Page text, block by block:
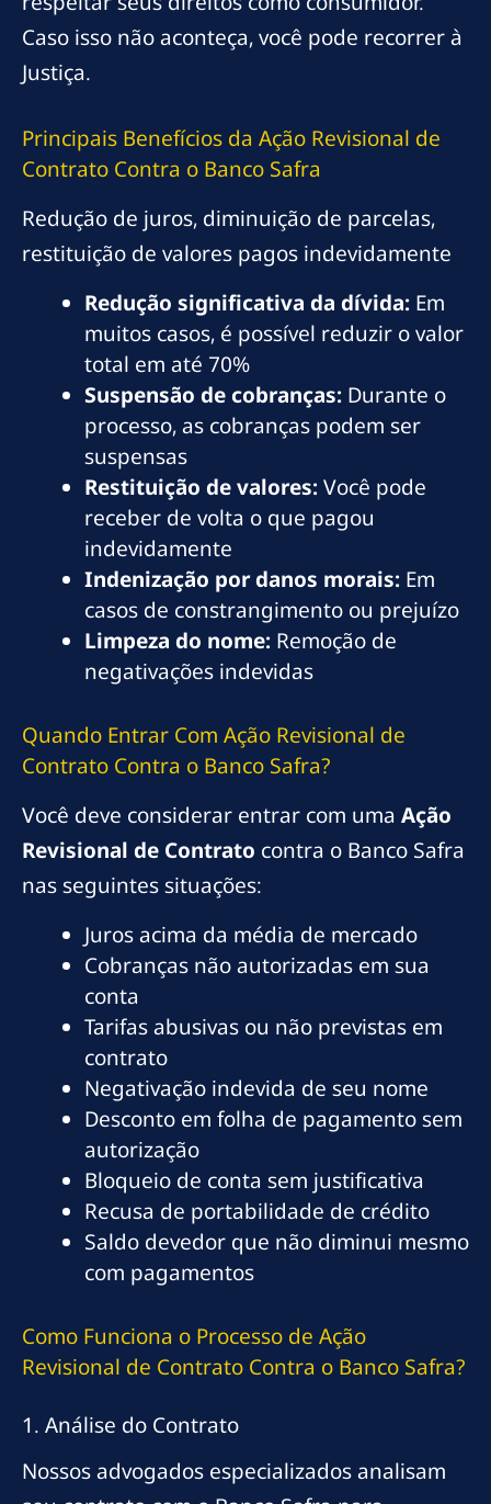
Caso isso não aconteça, você pode recorrer à
Justiça.
Principais Benefícios da Ação Revisional de
Contrato Contra o Banco Safra
Redução de juros, diminuição de parcelas,
restituição de valores pagos indevidamente
Redução significativa da dívida: Em
muitos casos, é possível reduzir o valor
total em até 70%
Suspensão de cobranças: Durante o
processo, as cobranças podem ser
suspensas
Restituição de valores:Você pode
receber de volta o que pagou
indevidamente
Indenização por danos morais: Em
casos de constrangimento ou prejuízo
Limpeza do nome: Remoção de
negativações indevidas
Quando Entrar Com Ação Revisional de
Contrato Contra o Banco Safra?
Você deve considerar entrar com uma Ação
Revisional de Contrato contra o Banco Safra
nas seguintes situações:
Juros acima da média de mercado
Cobranças não autorizadas em sua
conta
Tarifas abusivas ou não previstas em
contrato
Negativação indevida de seu nome
Desconto em folha de pagamento sem
autorização
Bloqueio de conta sem justificativa
Recusa de portabilidade de crédito
Saldo devedor que não diminui mesmo
com pagamentos
Como Funciona o Processo de Ação
Revisional de Contrato Contra o Banco Safra?
1. Análise do Contrato
Nossos advogados especializados analisam